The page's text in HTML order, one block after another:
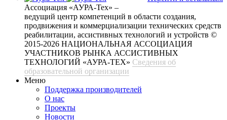
Ассоциация «АУРА-Тех» –
ведущий центр компетенций в области создания,
продвижения и коммерциализации технических средств
реабилитации, ассистивных технологий и устройств ©
2015-2026 НАЦИОНАЛЬНАЯ АССОЦИАЦИЯ
УЧАСТНИКОВ РЫНКА АССИСТИВНЫХ
ТЕХНОЛОГИЙ «АУРА-ТЕХ» Сведения об
образовательной организации
Меню
Поддержка производителей
О нас
Проекты
Новости